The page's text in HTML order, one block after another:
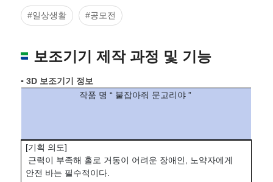
#일상생활 #공모전
보조기기 제작 과정 및 기능
▪ 3D 보조기기 정보
작품 명 “ 붙잡아줘 문고리야 ”
[기획 의도]
근력이 부족해 홀로 거동이 어려운 장애인, 노약자에게
안전 바는 필수적이다.